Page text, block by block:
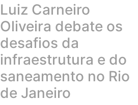
Luiz Carneiro
Oliveira debate os
desafios da
infraestrutura e do
saneamento no Rio
de Janeiro